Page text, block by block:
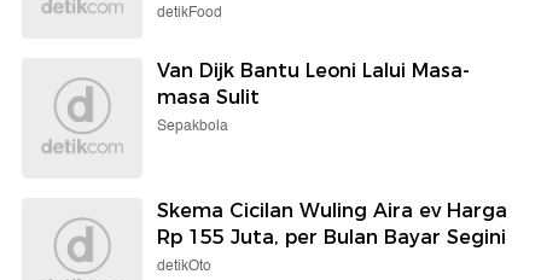
detikFood
Van Dijk Bantu Leoni Lalui Masa-
masa Sulit
Sepakbola
Skema Cicilan Wuling Aira ev Harga
Rp 155 Juta, per Bulan Bayar Segini
detikOto